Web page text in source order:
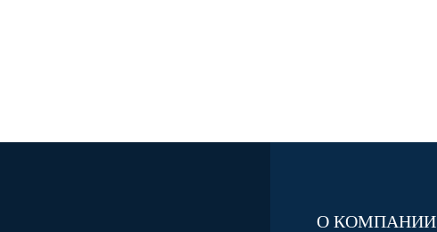
О КОМПАНИИ